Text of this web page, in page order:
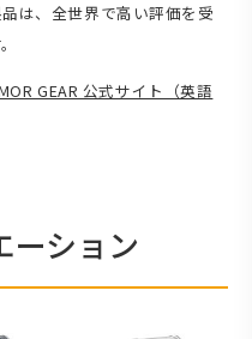
は、全世界で高い評価を受
GEAR 公式サイト（英語
ーション